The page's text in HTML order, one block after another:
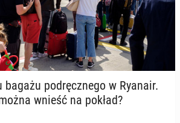
bagażu pod­ręcz­ne­go w Ryanair.
wnieść na pokład?